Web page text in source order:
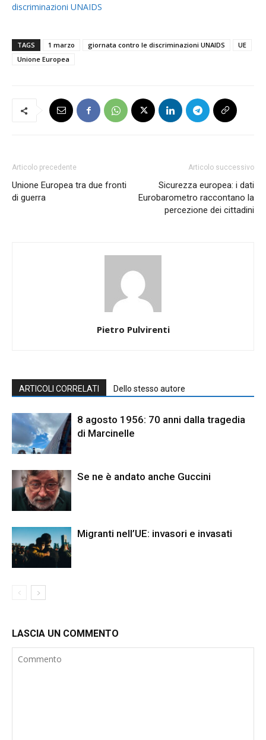
discriminazioni UNAIDS
TAGS 1 marzo giornata contro le discriminazioni UNAIDS
UE
Unione Europea
Articolo precedente
Unione Europea tra due fronti
di guerra
Articolo successivo
Sicurezza europea: i dati
Eurobarometro raccontano la
percezione dei cittadini
Pietro Pulvirenti
ARTICOLI CORRELATI Dello stesso autore
8 agosto 1956: 70 anni dalla tragedia
di Marcinelle
Se ne è andato anche Guccini
Migranti nell’UE: invasori e invasati
LASCIA UN COMMENTO